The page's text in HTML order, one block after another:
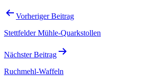
Beitragsnavigation
Vorheriger Beitrag
Stettfelder Mühle-Quarkstollen
Nächster Beitrag
Ruchmehl-Waffeln